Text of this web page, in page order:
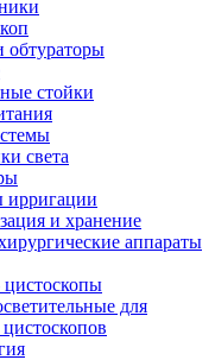
обтураторы
стойки
света
ирригации
и хранение
аппараты
цистоскопы
для